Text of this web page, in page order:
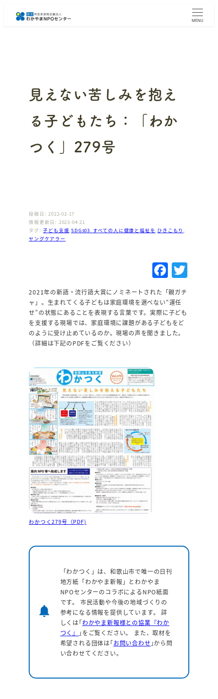
MENU
見えない苦しみを抱え
る子どもたち：「わか
つく」279号
投稿日: 2022-02-17
情報更新日: 2023-04-21
タグ:子ども支援 ,SDGs03_すべての人に健康と福祉を ひきこもり
ヤングケアラー
F
a
c
e
b
T
2021年の新語・流行語大賞にノミネートされた「親ガチ
ャ」。生まれてくる子どもは家庭環境を選べない“運任
せ”の状態にあることを表現する言葉です。実際に子ども
を支援する現場では、家庭環境に課題がある子どもをど
のように受け止めているのか。現場の声を聞きました。
（詳細は下記のPDFをご覧ください）
わかつく279号（PDF)
notifications
「わかつく」は、和歌山市で唯一の日刊
地方紙「わかやま新報」とわかやま
NPOセンターのコラボによるNPO紙面
です。 市民活動や今後の地域づくりの
参考になる情報を提供しています。詳
しくは｢わかやま新報様との協業『わか
つく』
｣をご覧ください。 また、取材を
希望される団体は｢お問い合わせ ｣から問
い合わせてください。